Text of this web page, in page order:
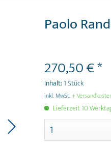
Paolo
270,50 € *
Inhalt:1 Stück
inkl. MwSt.+
Lieferzeit 10